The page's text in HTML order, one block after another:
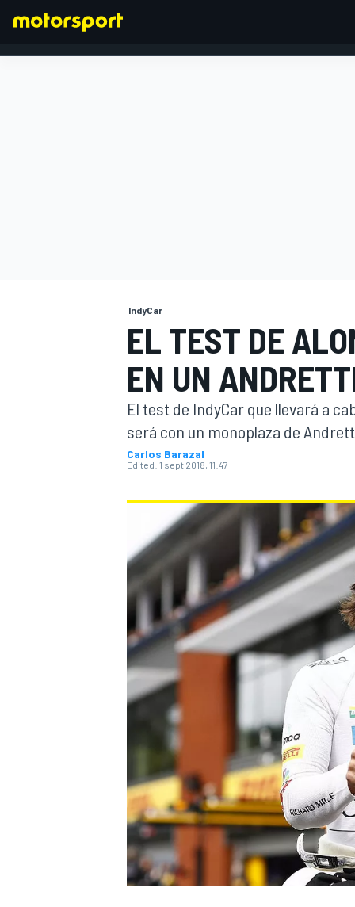
FÓRMULA E
NASCARINDYCARSPORTSCAR RALLY
IndyCar
EL TEST DE
EN UN
El test de IndyCar que llevará a
será con un monoplaza de
Carlos Barazal
Edited: 1 sept 2018, 11:47